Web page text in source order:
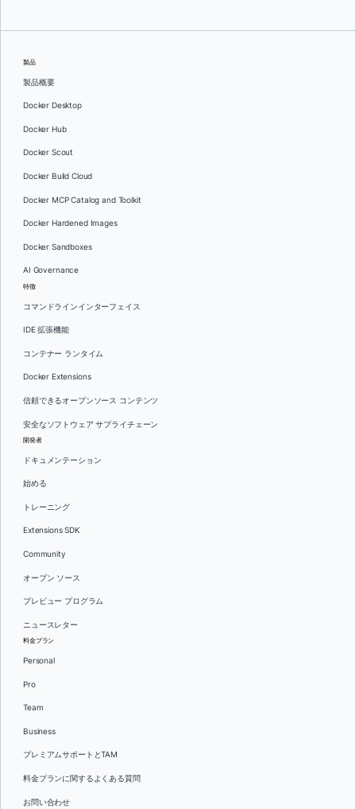
製品
製品概要
Docker Desktop
Docker Hub
Docker Scout
Docker Build Cloud
Docker MCP Catalog and Toolkit
Docker Hardened Images
Docker Sandboxes
AI Governance
特徴
コマンドラインインターフェイス
IDE 拡張機能
コンテナー ランタイム
Docker Extensions
信頼できるオープンソース コンテンツ
安全なソフトウェア サプライチェーン
開発者
ドキュメンテーション
始める
トレーニング
Extensions SDK
Community
オープン ソース
プレビュー プログラム
ニュースレター
料金プラン
Personal
Pro
Team
Business
プレミアムサポートとTAM
料金プランに関するよくある質問
お問い合わせ